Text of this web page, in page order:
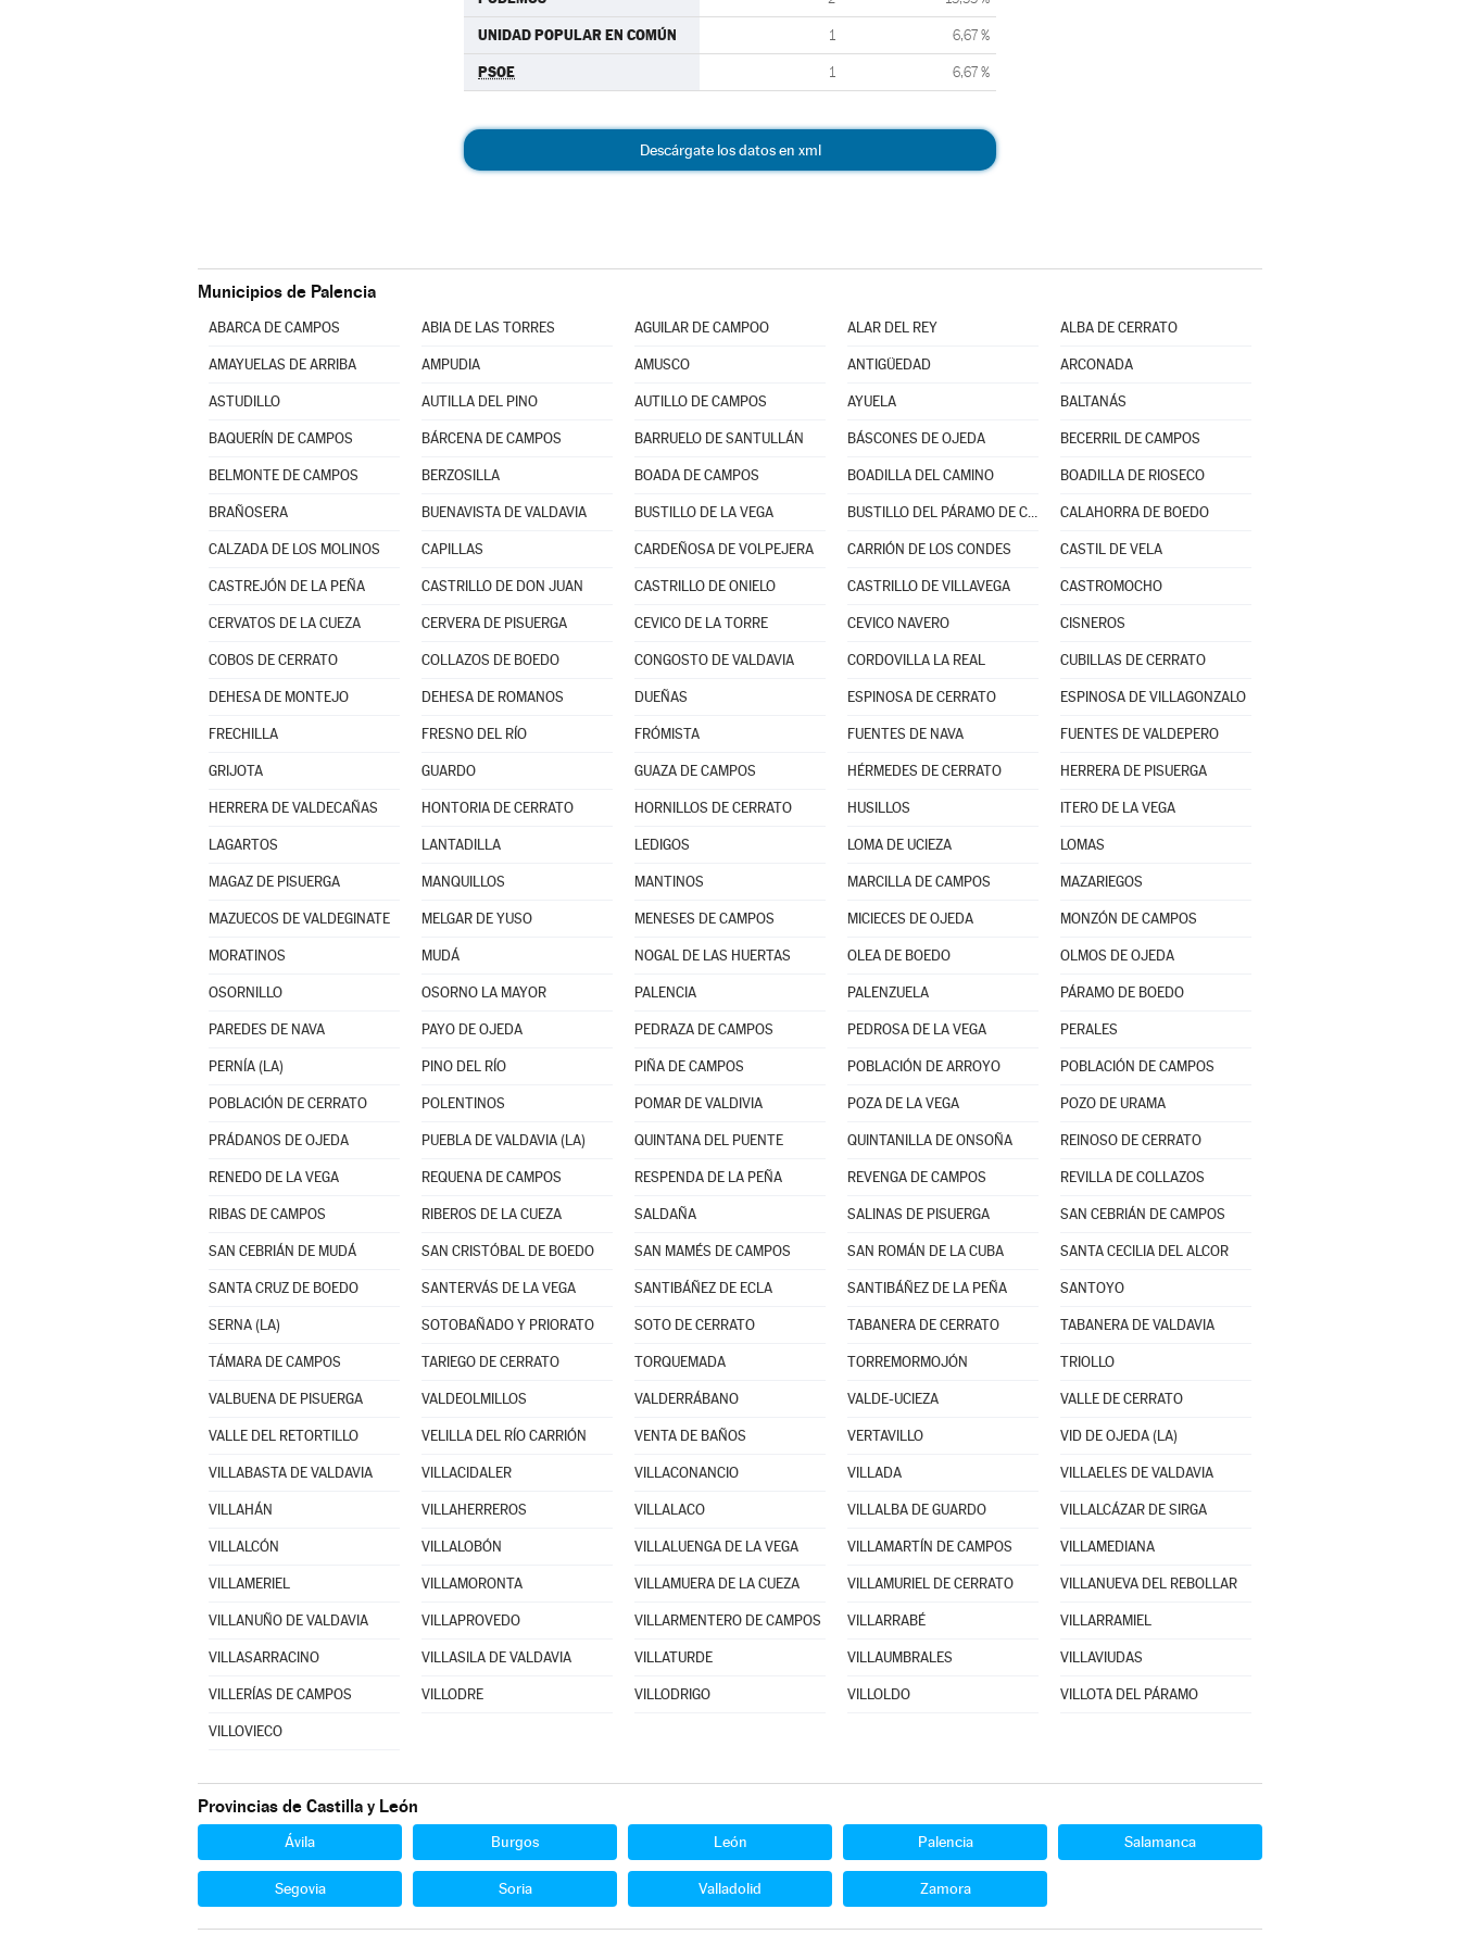
UNIDAD POPULAR EN COMÚN 1 6,67 %
PSOE 1 6,67 %
Descárgate los datos en xml
Municipios de Palencia
ABARCA DE CAMPOS ABIA DE LAS TORRES AGUILAR DE CAMPOO ALAR DEL REY ALBA DE CERRATO
AMAYUELAS DE ARRIBA AMPUDIA AMUSCO ANTIGÜEDAD ARCONADA
ASTUDILLO AUTILLA DEL PINO AUTILLO DE CAMPOS AYUELA BALTANÁS
BAQUERÍN DE CAMPOS BÁRCENA DE CAMPOS BARRUELO DE SANTULLÁN BÁSCONES DE OJEDA BECERRIL DE CAMPOS
BELMONTE DE CAMPOS BERZOSILLA BOADA DE CAMPOS BOADILLA DEL CAMINO BOADILLA DE RIOSECO
BRAÑOSERA BUENAVISTA DE VALDAVIA BUSTILLO DE LA VEGA BUSTILLO DEL PÁRAMO DE CARRIÓN CALAHORRA DE BOEDO
CALZADA DE LOS MOLINOS CAPILLAS CARDEÑOSA DE VOLPEJERA CARRIÓN DE LOS CONDES CASTIL DE VELA
CASTREJÓN DE LA PEÑA CASTRILLO DE DON JUAN CASTRILLO DE ONIELO CASTRILLO DE VILLAVEGA CASTROMOCHO
CERVATOS DE LA CUEZA CERVERA DE PISUERGA CEVICO DE LA TORRE CEVICO NAVERO CISNEROS
COBOS DE CERRATO COLLAZOS DE BOEDO CONGOSTO DE VALDAVIA CORDOVILLA LA REAL CUBILLAS DE CERRATO
DEHESA DE MONTEJO DEHESA DE ROMANOS DUEÑAS ESPINOSA DE CERRATO ESPINOSA DE VILLAGONZALO
FRECHILLA FRESNO DEL RÍO FRÓMISTA FUENTES DE NAVA FUENTES DE VALDEPERO
GRIJOTA GUARDO GUAZA DE CAMPOS HÉRMEDES DE CERRATO HERRERA DE PISUERGA
HERRERA DE VALDECAÑAS HONTORIA DE CERRATO HORNILLOS DE CERRATO HUSILLOS ITERO DE LA VEGA
LAGARTOS LANTADILLA LEDIGOS LOMA DE UCIEZA LOMAS
MAGAZ DE PISUERGA MANQUILLOS MANTINOS MARCILLA DE CAMPOS MAZARIEGOS
MAZUECOS DE VALDEGINATE MELGAR DE YUSO MENESES DE CAMPOS MICIECES DE OJEDA MONZÓN DE CAMPOS
MORATINOS MUDÁ NOGAL DE LAS HUERTAS OLEA DE BOEDO OLMOS DE OJEDA
OSORNILLO OSORNO LA MAYOR PALENCIA PALENZUELA PÁRAMO DE BOEDO
PAREDES DE NAVA PAYO DE OJEDA PEDRAZA DE CAMPOS PEDROSA DE LA VEGA PERALES
PERNÍA (LA) PINO DEL RÍO PIÑA DE CAMPOS POBLACIÓN DE ARROYO POBLACIÓN DE CAMPOS
POBLACIÓN DE CERRATO POLENTINOS POMAR DE VALDIVIA POZA DE LA VEGA POZO DE URAMA
PRÁDANOS DE OJEDA PUEBLA DE VALDAVIA (LA) QUINTANA DEL PUENTE QUINTANILLA DE ONSOÑA REINOSO DE CERRATO
RENEDO DE LA VEGA REQUENA DE CAMPOS RESPENDA DE LA PEÑA REVENGA DE CAMPOS REVILLA DE COLLAZOS
RIBAS DE CAMPOS RIBEROS DE LA CUEZA SALDAÑA SALINAS DE PISUERGA SAN CEBRIÁN DE CAMPOS
SAN CEBRIÁN DE MUDÁ SAN CRISTÓBAL DE BOEDO SAN MAMÉS DE CAMPOS SAN ROMÁN DE LA CUBA SANTA CECILIA DEL ALCOR
SANTA CRUZ DE BOEDO SANTERVÁS DE LA VEGA SANTIBÁÑEZ DE ECLA SANTIBÁÑEZ DE LA PEÑA SANTOYO
SERNA (LA) SOTOBAÑADO Y PRIORATO SOTO DE CERRATO TABANERA DE CERRATO TABANERA DE VALDAVIA
TÁMARA DE CAMPOS TARIEGO DE CERRATO TORQUEMADA TORREMORMOJÓN TRIOLLO
VALBUENA DE PISUERGA VALDEOLMILLOS VALDERRÁBANO VALDE-UCIEZA VALLE DE CERRATO
VALLE DEL RETORTILLO VELILLA DEL RÍO CARRIÓN VENTA DE BAÑOS VERTAVILLO VID DE OJEDA (LA)
VILLABASTA DE VALDAVIA VILLACIDALER VILLACONANCIO VILLADA VILLAELES DE VALDAVIA
VILLAHÁN VILLAHERREROS VILLALACO VILLALBA DE GUARDO VILLALCÁZAR DE SIRGA
VILLALCÓN VILLALOBÓN VILLALUENGA DE LA VEGA VILLAMARTÍN DE CAMPOS VILLAMEDIANA
VILLAMERIEL VILLAMORONTA VILLAMUERA DE LA CUEZA VILLAMURIEL DE CERRATO VILLANUEVA DEL REBOLLAR
VILLANUÑO DE VALDAVIA VILLAPROVEDO VILLARMENTERO DE CAMPOS VILLARRABÉ VILLARRAMIEL
VILLASARRACINO VILLASILA DE VALDAVIA VILLATURDE VILLAUMBRALES VILLAVIUDAS
VILLERÍAS DE CAMPOS VILLODRE VILLODRIGO VILLOLDO VILLOTA DEL PÁRAMO
VILLOVIECO
Provincias de Castilla y León
Ávila Burgos León Palencia Salamanca
Segovia Soria Valladolid Zamora